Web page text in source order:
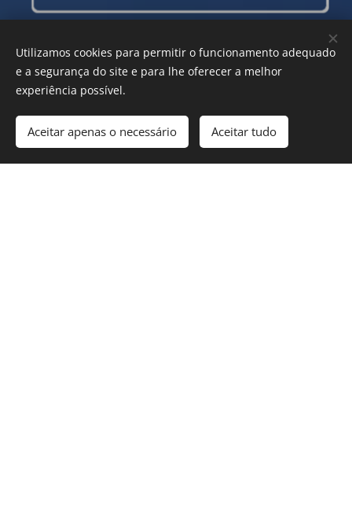
Utilizamos cookies para permitir o funcionamento adequado
e a segurança do site e para lhe oferecer a melhor
experiência possível.
Aceitar apenas o necessário Aceitar tudo